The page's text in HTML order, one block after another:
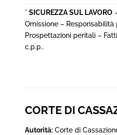
* SICUREZZA SUL LAVORO
Omissione –
Prospettazioni peritali –
c.p.p..
CORTE DI
Autorità: Corte di